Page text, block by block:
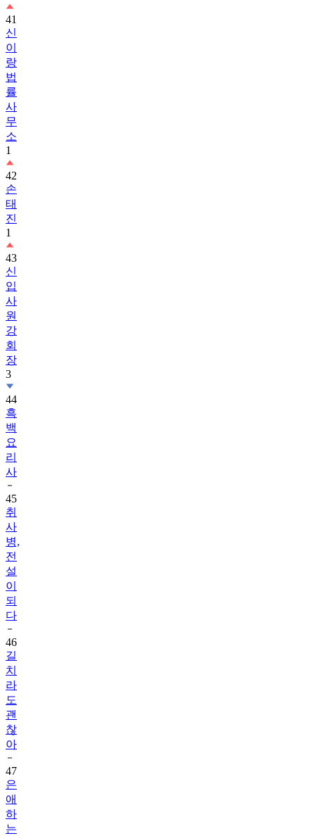
41
신
이
랑
법
률
사
무
소
1
42
손
태
진
1
43
신
입
사
원
강
회
장
3
44
흑
백
요
리
사
45
취
사
병,
전
설
이
되
다
46
길
치
라
도
괜
찮
아
47
은
애
하
는